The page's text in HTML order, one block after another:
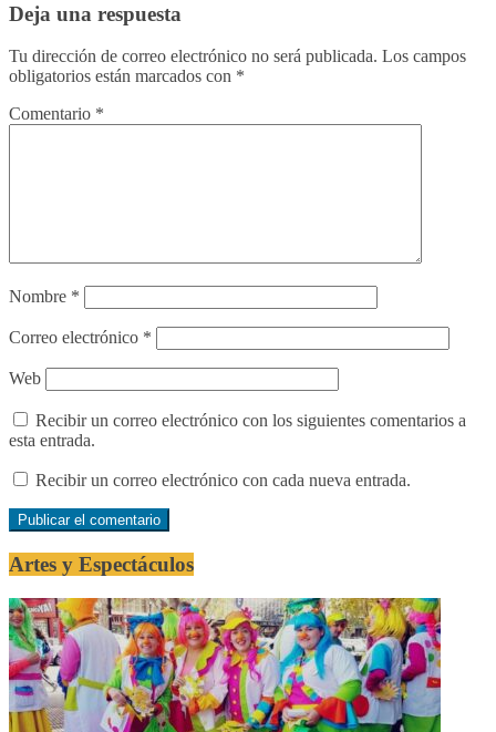
Deja una respuesta
Tu dirección de correo electrónico no será publicada. Los campos
obligatorios están marcados con *
Comentario *
Nombre *
Correo electrónico *
Web
Recibir un correo electrónico con los siguientes comentarios a
esta entrada.
Recibir un correo electrónico con cada nueva entrada.
Artes y Espectáculos